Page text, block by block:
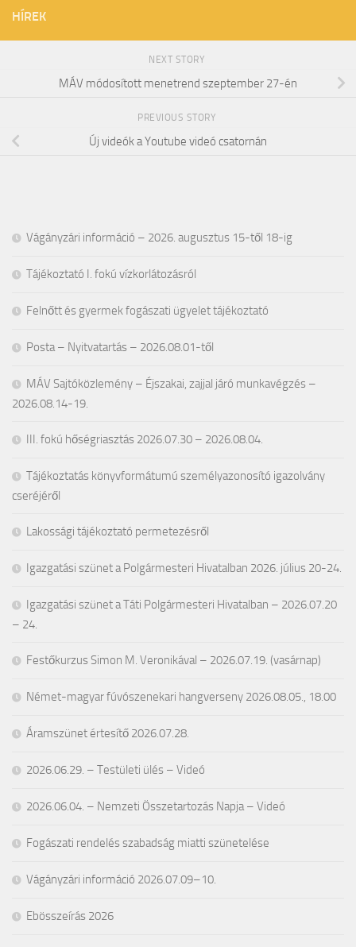
HÍREK
NEXT STORY
MÁV módosított menetrend szeptember 27-én
PREVIOUS STORY
Új videók a Youtube videó csatornán
Vágányzári információ – 2026. augusztus 15-től 18-ig
Tájékoztató I. fokú vízkorlátozásról
Felnőtt és gyermek fogászati ügyelet tájékoztató
Posta – Nyitvatartás – 2026.08.01-től
MÁV Sajtóközlemény – Éjszakai, zajjal járó munkavégzés –
2026.08.14-19.
III. fokú hőségriasztás 2026.07.30 – 2026.08.04.
Tájékoztatás könyvformátumú személyazonosító igazolvány
cseréjéről
Lakossági tájékoztató permetezésről
Igazgatási szünet a Polgármesteri Hivatalban 2026. július 20-24.
Igazgatási szünet a Táti Polgármesteri Hivatalban – 2026.07.20
– 24.
Festőkurzus Simon M. Veronikával – 2026.07.19. (vasárnap)
Német-magyar fúvószenekari hangverseny 2026.08.05., 18.00
Áramszünet értesítő 2026.07.28.
2026.06.29. – Testületi ülés – Videó
2026.06.04. – Nemzeti Összetartozás Napja – Videó
Fogászati rendelés szabadság miatti szünetelése
Vágányzári információ 2026.07.09–10.
Ebösszeírás 2026